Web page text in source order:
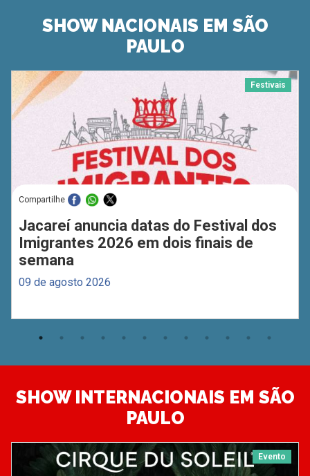
SHOW NACIONAIS EM SÃO
PAULO
Festivais
Compartilhe
Jacareí anuncia datas do Festival dos
Imigrantes 2026 em dois finais de
semana
09 de agosto 2026
SHOW INTERNACIONAIS EM SÃO
PAULO
Evento